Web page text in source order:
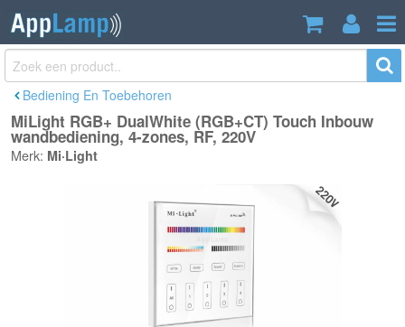
MiLight RGB+ DualWhite (RGB+CT)
Touch Inbouw wandbediening, 4-zones,
RF, 220V
€26,95
Bediening En Toebehoren
MiLight RGB+ DualWhite (RGB+CT) Touch Inbouw
wandbediening, 4-zones, RF, 220V
Merk: Mi·Light